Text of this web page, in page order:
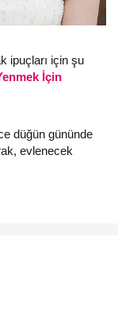
ipuçları için şu
İçin
düğün gününde
evlenecek